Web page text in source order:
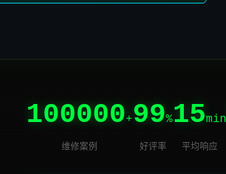
100000+
维修案例
99%
好评率
15min
平均响应